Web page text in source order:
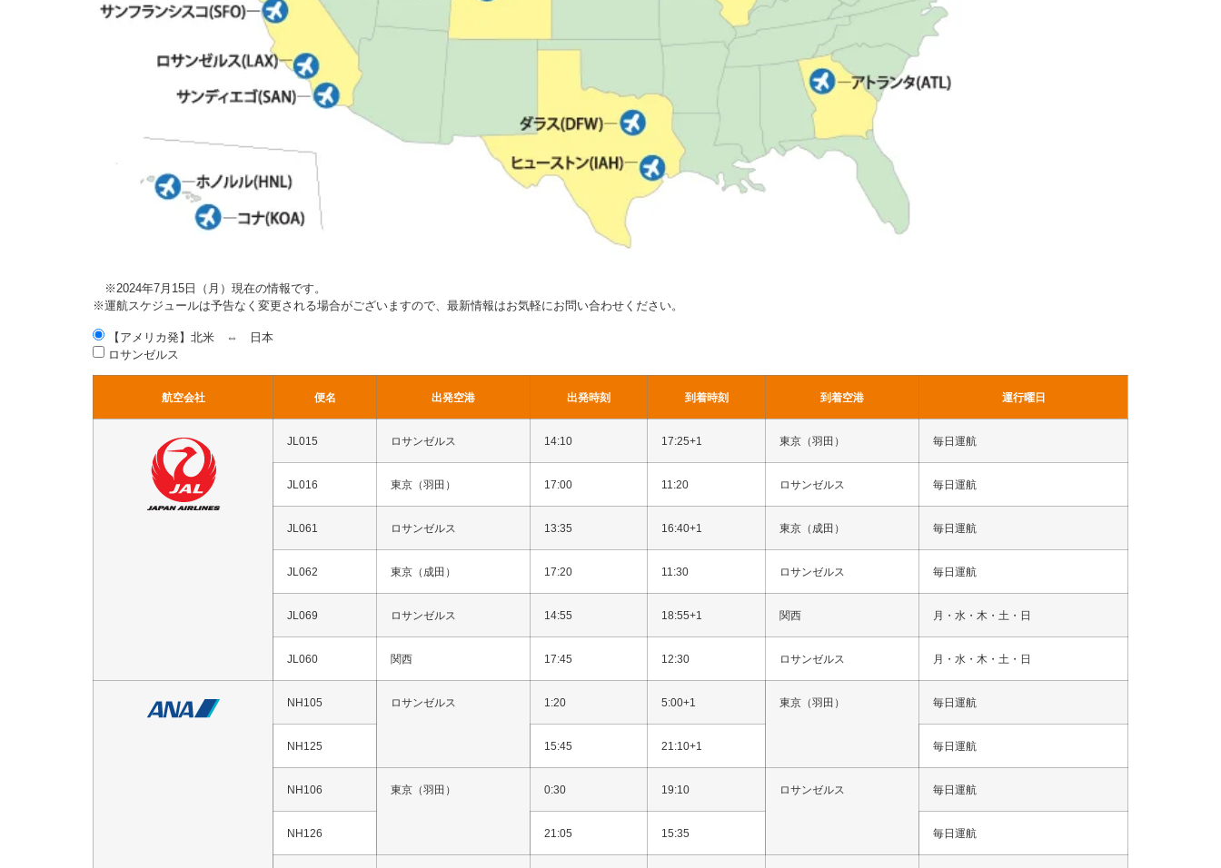
※2024年7月15日（月）現在の情報です。
※運航スケジュールは予告なく変更される場合がございますので、最新情報はお気軽にお問い合わせください。
【アメリカ発】北米 ⇔ 日本
ロサンゼルス
航空会社 便名 出発空港 出発時刻 到着時刻 到着空港 運行曜日
JL015 ロサンゼルス 14:10 17:25+1 東京（羽田） 毎日運航
JL016 東京（羽田） 17:00 11:20 ロサンゼルス 毎日運航
JL061 ロサンゼルス 13:35 16:40+1 東京（成田） 毎日運航
JL062 東京（成田） 17:20 11:30 ロサンゼルス 毎日運航
JL069 ロサンゼルス 14:55 18:55+1 関西 月・水・木・土・日
JL060 関西 17:45 12:30 ロサンゼルス 月・水・木・土・日
NH105 ロサンゼルス 1:20 5:00+1 東京（羽田） 毎日運航
NH125 15:45 21:10+1 毎日運航
NH106 東京（羽田） 0:30 19:10 ロサンゼルス 毎日運航
NH126 21:05 15:35 毎日運航